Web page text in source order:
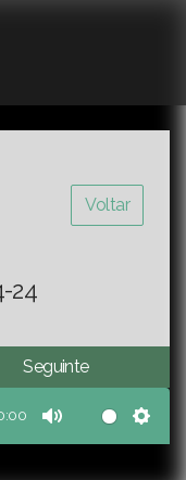
Voltar
24
Seguinte
Mute